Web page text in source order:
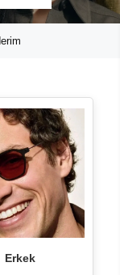
Erkek